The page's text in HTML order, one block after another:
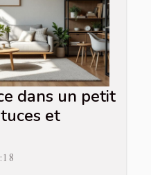
dans un petit
et